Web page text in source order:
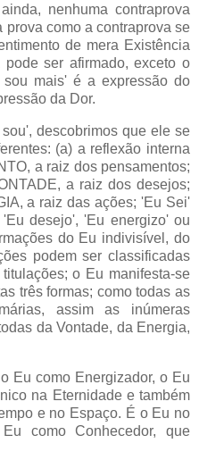
nenhuma contraprova
prova como a contraprova se
de mera Existência
ser afirmado, exceto o
mais' é a expressão do
da Dor.
descobrimos que ele se
(a) a reflexão interna
a raiz dos pensamentos;
a raiz dos desejos;
a raiz das ações; 'Eu Sei'
desejo', 'Eu energizo' ou
do Eu indivisível, do
podem ser classificadas
o Eu manifesta-se
três formas; como todas as
assim as inúmeras
da Vontade, da Energia,
Eu como Energizador, o Eu
na Eternidade e também
e no Espaço. É o Eu no
como Conhecedor, que